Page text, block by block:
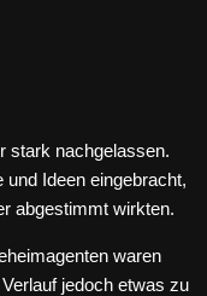
stark nachgelassen.
Ideen eingebracht,
abgestimmt wirkten.
waren
jedoch etwas zu